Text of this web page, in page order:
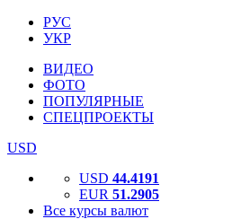
РУС
УКР
ВИДЕО
ФОТО
ПОПУЛЯРНЫЕ
СПЕЦПРОЕКТЫ
USD
USD 44.4191
EUR 51.2905
Все курсы валют